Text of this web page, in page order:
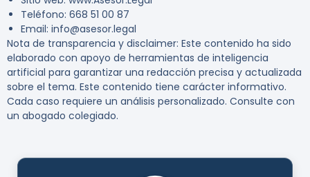
Teléfono: 668 51 00 87
Email: info@asesor.legal
Nota de transparencia y disclaimer: Este contenido ha sido
elaborado con apoyo de herramientas de inteligencia
artificial para garantizar una redacción precisa y actualizada
sobre el tema. Este contenido tiene carácter informativo.
Cada caso requiere un análisis personalizado. Consulte con
un abogado colegiado.